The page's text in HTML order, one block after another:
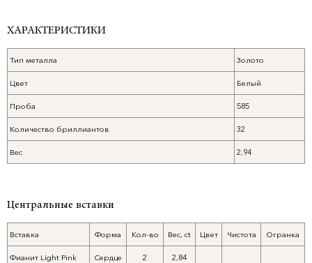
ХАРАКТЕРИСТИКИ
Тип металла Золото
Цвет Белый
Проба 585
Количество бриллиантов 32
Вес 2,94
Центральные вставки
Вставка Форма Кол-во Вес, ct Цвет Чистота Огранка
Фианит Light Pink Сердце 2 2,84